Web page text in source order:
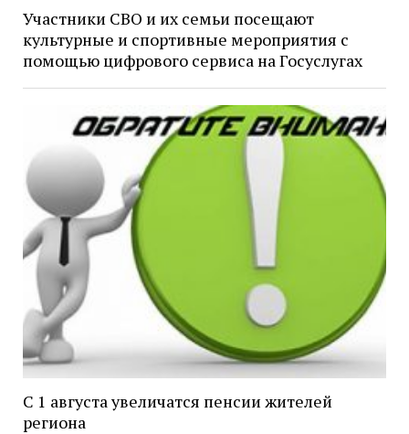
Участники СВО и их семьи посещают
культурные и спортивные мероприятия с
помощью цифрового сервиса на Госуслугах
С 1 августа увеличатся пенсии жителей
региона